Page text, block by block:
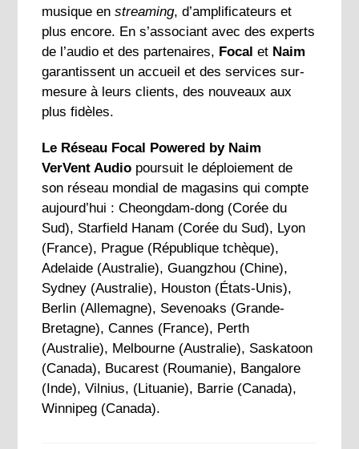
musique enstreaming, d’amplificateurs et
plus encore. En s’associant avec des experts
de l’audio et des partenaires, Focal et Naim
garantissent un accueil et des services sur-
mesure à leurs clients, des nouveaux aux
plus fidèles.
Le Réseau Focal Powered by Naim
VerVent Audio poursuit le déploiement de
son réseau mondial de magasins qui compte
aujourd’hui : Cheongdam-dong (Corée du
Sud), Starfield Hanam (Corée du Sud), Lyon
(France), Prague (République tchèque),
Adelaide (Australie), Guangzhou (Chine),
Sydney (Australie), Houston (États-Unis),
Berlin (Allemagne), Sevenoaks (Grande-
Bretagne), Cannes (France), Perth
(Australie), Melbourne (Australie), Saskatoon
(Canada), Bucarest (Roumanie), Bangalore
(Inde), Vilnius, (Lituanie), Barrie (Canada),
Winnipeg (Canada).